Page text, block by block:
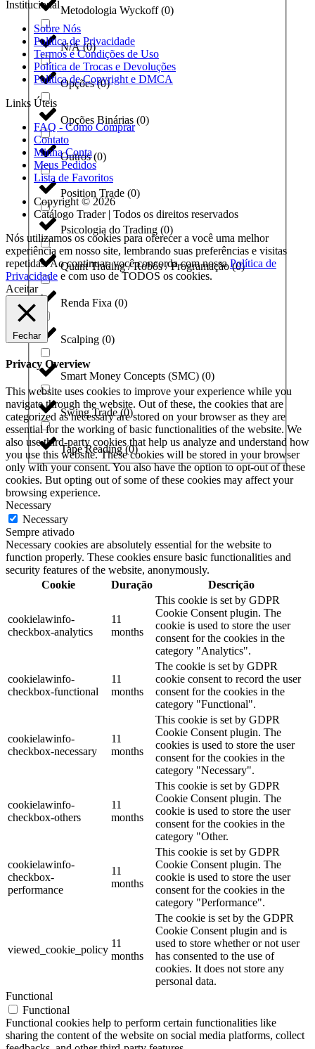
Metodologia Wyckoff(0)
N/A(0)
Opções(0)
Opções Binárias (0)
Outros(0)
Position Trade (0)
Psicologia do Trading (0)
Quant Trading / Robôs / Programação(0)
Renda Fixa (0)
Scalping (0)
Smart Money Concepts (SMC) (0)
Swing Trade(0)
Tape Reading(0)
Institucional
Sobre Nós
Política de Privacidade
Termos e Condições de Uso
Política de Trocas e Devoluções
Política de Copyright e DMCA
Links Úteis
FAQ - Como Comprar
Contato
Minha Conta
Meus Pedidos
Lista de Favoritos
Copyright © 2026
Catálogo Trader | Todos os direitos reservados
Nós utilizamos os cookies para oferecer a você uma melhor
experiência em nosso site, lembrando suas preferências e visitas
repetidas. Ao continuar, você concorda com nossaPolítica de
Privacidade e com uso de TODOS os cookies.
Aceitar
Fechar
Privacy Overview
This website uses cookies to improve your experience while you
navigate through the website. Out of these, the cookies that are
categorized as necessary are stored on your browser as they are
essential for the working of basic functionalities of the website. We
also use third-party cookies that help us analyze and understand how
you use this website. These cookies will be stored in your browser
only with your consent. You also have the option to opt-out of these
cookies. But opting out of some of these cookies may affect your
browsing experience.
Necessary
Necessary
Sempre ativado
Necessary cookies are absolutely essential for the website to
function properly. These cookies ensure basic functionalities and
security features of the website, anonymously.
Cookie
Duração Descrição
cookielawinfo-
checkbox-analytics
11
months
This cookie is set by GDPR
Cookie Consent plugin. The
cookie is used to store the user
consent for the cookies in the
category "Analytics".
cookielawinfo-
checkbox-functional
11
months
The cookie is set by GDPR
cookie consent to record the user
consent for the cookies in the
category "Functional".
cookielawinfo-
checkbox-necessary
11
months
This cookie is set by GDPR
Cookie Consent plugin. The
cookies is used to store the user
consent for the cookies in the
category "Necessary".
cookielawinfo-
checkbox-others
11
months
This cookie is set by GDPR
Cookie Consent plugin. The
cookie is used to store the user
consent for the cookies in the
category "Other.
cookielawinfo-
checkbox-
performance
11
months
This cookie is set by GDPR
Cookie Consent plugin. The
cookie is used to store the user
consent for the cookies in the
category "Performance".
viewed_cookie_policy
11
months
The cookie is set by the GDPR
Cookie Consent plugin and is
used to store whether or not user
has consented to the use of
cookies. It does not store any
personal data.
Functional
Functional
Functional cookies help to perform certain functionalities like
sharing the content of the website on social media platforms, collect